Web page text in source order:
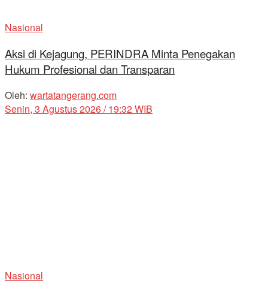
Nasional
Aksi di Kejagung, PERINDRA Minta Penegakan
Hukum Profesional dan Transparan
Oleh: wartatangerang.com
Senin, 3 Agustus 2026 / 19:32 WIB
Nasional